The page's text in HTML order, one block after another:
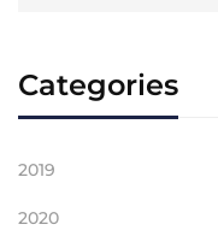
Categories
2019
2020